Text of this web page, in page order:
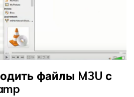
файлы M3U с